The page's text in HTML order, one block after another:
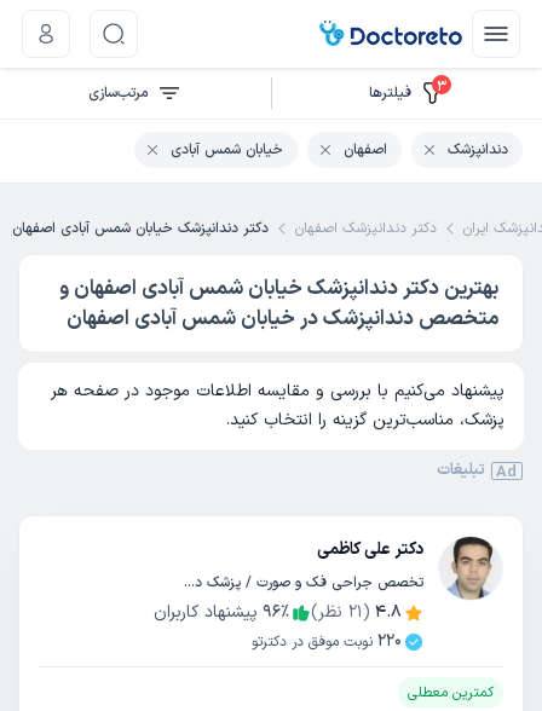
ایران دکتر دندانپزشک اصفهان دکتر دندانپزشک خیابان شمس آبادی اصفهان
بهترین دکتر دندانپزشک خیابان شمس آبادی اصفهان و
متخصص دندانپزشک در خیابان شمس آبادی اصفهان
پیشنهاد می‌کنیم با بررسی و مقایسه اطلاعات موجود در صفحه هر
پزشک، مناسب‌ترین گزینه را انتخاب کنید.
دکتر علی کاظمی
تخصص جراحی فک و صورت / پزشک دندانپزشک
4.8
(
21 نظر) 96٪
پیشنهاد کاربران
220 نوبت موفق در دکترتو
کمترین معطلی
Ad تبلیغات
3 فیلتر‌ها مرتب‌سازی
دندانپزشک اصفهان خیابان شمس آبادی